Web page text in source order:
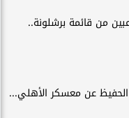
يستبعد 3 لاعبين من قائمة برشلونة..
عن معسكر الأهلي...